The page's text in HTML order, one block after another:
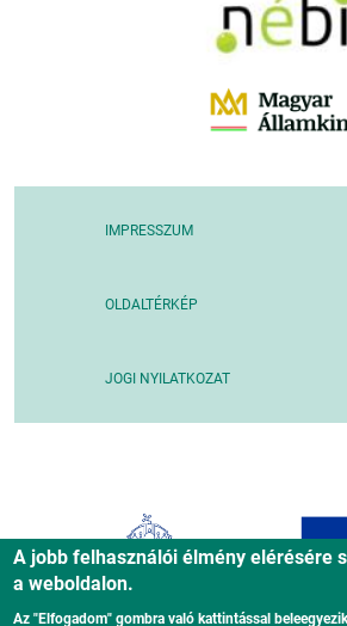
IMPRESSZUM
OLDALTÉRKÉP
JOGI NYILATKOZAT
A jobb felhasználói élmény elérésére
a weboldalon.
Az "Elfogadom" gombra való kattintással